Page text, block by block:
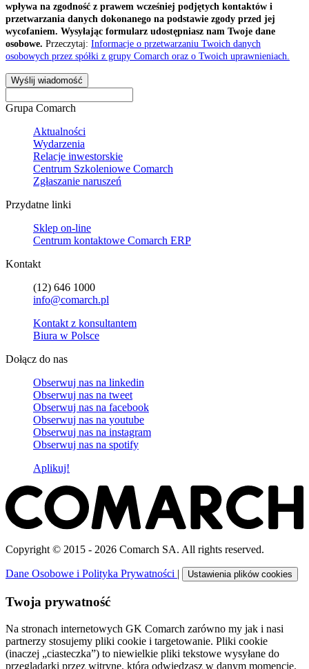
wpływa na zgodność z prawem wcześniej podjętych kontaktów i
przetwarzania danych dokonanego na podstawie zgody przed jej
wycofaniem. Wysyłając formularz udostępniasz nam Twoje dane
osobowe. Przeczytaj: Informacje o przetwarzaniu Twoich danych
osobowych przez spółki z grupy Comarch oraz o Twoich uprawnieniach.
Wyślij wiadomość
Grupa Comarch
Aktualności
Wydarzenia
Relacje inwestorskie
Centrum Szkoleniowe Comarch
Zgłaszanie naruszeń
Przydatne linki
Sklep on-line
Centrum kontaktowe Comarch ERP
Kontakt
(12) 646 1000
info@comarch.pl
Kontakt z konsultantem
Biura w Polsce
Dołącz do nas
Obserwuj nas na linkedin
Obserwuj nas na tweet
Obserwuj nas na facebook
Obserwuj nas na youtube
Obserwuj nas na instagram
Obserwuj nas na spotify
Aplikuj!
Copyright © 2015 - 2026 Comarch SA. All rights reserved.
Dane Osobowe i Polityka Prywatności | Ustawienia plików cookies
Twoja prywatność
Na stronach internetowych GK Comarch zarówno my jak i nasi
partnerzy stosujemy pliki cookie i targetowanie. Pliki cookie
(inaczej „ciasteczka”) to niewielkie pliki tekstowe wysyłane do
przeglądarki przez witrynę, którą odwiedzasz w danym momencie.